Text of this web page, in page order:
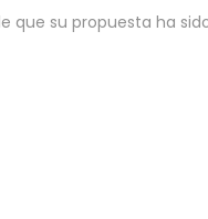
que su propuesta ha